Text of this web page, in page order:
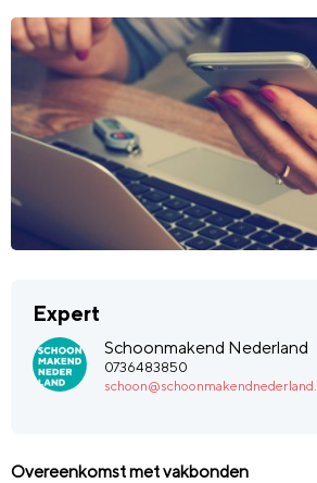
Expert
Schoonmakend Nederland
0736483850
Overeenkomst met vakbonden